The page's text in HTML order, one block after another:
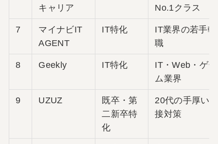
キャリア
No.1クラス
7
マイナビIT
AGENT
IT特化
IT業界の若手転
職
8 Geekly IT特化
IT・Web・ゲー
ム業界
9 UZUZ
既卒・第
二新卒特
化
20代の手厚い
接対策